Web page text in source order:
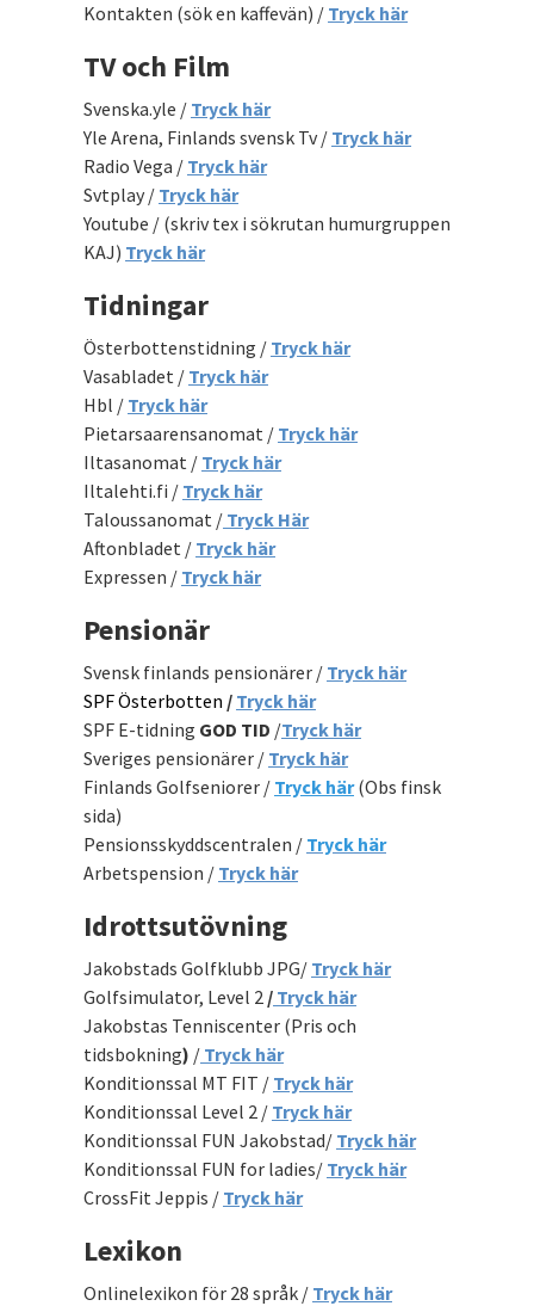
Kontakten (sök en kaffevän) / Tryck här
TV och Film
Svenska.yle / Tryck här
Yle Arena, Finlands svensk Tv / Tryck här
Radio Vega / Tryck här
Svtplay / Tryck här
Youtube / (skriv tex i sökrutan humurgruppen
KAJ) Tryck här
Tidningar
Österbottenstidning / Tryck här
Vasabladet / Tryck här
Hbl / Tryck här
Pietarsaarensanomat / Tryck här
Iltasanomat / Tryck här
Iltalehti.fi / Tryck här
Taloussanomat / Tryck Här
Aftonbladet / Tryck här
Expressen / Tryck här
Pensionär
Svensk finlands pensionärer / Tryck här
SPF Österbotten / Tryck här
SPF E-tidning GOD TID /Tryck här
Sveriges pensionärer / Tryck här
Finlands Golfseniorer / Tryck här(Obs finsk
sida)
Pensionsskyddscentralen / Tryck här
Arbetspension / Tryck här
Idrottsutövning
Jakobstads Golfklubb JPG/ Tryck här
Golfsimulator, Level 2 / Tryck här
Jakobstas Tenniscenter (Pris och
tidsbokning) / Tryck här
Konditionssal MT FIT / Tryck här
Konditionssal Level 2 / Tryck här
Konditionssal FUN Jakobstad/ Tryck här
Konditionssal FUN for ladies/ Tryck här
CrossFit Jeppis / Tryck här
Lexikon
Onlinelexikon för 28 språk / Tryck här